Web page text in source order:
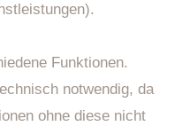
Funktionen.
notwendig, da
ohne diese nicht